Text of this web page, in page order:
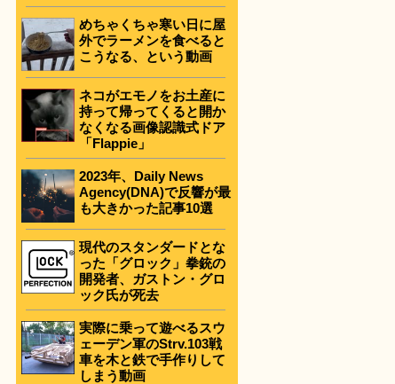
めちゃくちゃ寒い日に屋
外でラーメンを食べると
こうなる、という動画
ネコがエモノをお土産に
持って帰ってくると開か
なくなる画像認識式ドア
「Flappie」
2023年、Daily News
Agency(DNA)で反響が最
も大きかった記事10選
現代のスタンダードとな
った「グロック」拳銃の
開発者、ガストン・グロ
ック氏が死去
実際に乗って遊べるスウ
ェーデン軍のStrv.103戦
車を木と鉄で手作りして
しまう動画